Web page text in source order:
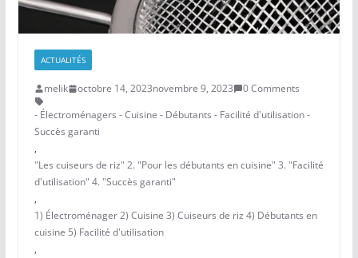
ACTUALITÉS
melik octobre 14, 2023novembre 9, 2023
0 Comments
- Électroménagers - Cuisine - Débutants - Facilité d'utilisation -
Succès garanti
,
"Les cuiseurs de riz" 2. "Pour les débutants en cuisine" 3. "Facilité
d'utilisation" 4. "Succès garanti"
,
1) Électroménager 2) Cuisine 3) Cuiseurs de riz 4) Débutants en
cuisine 5) Facilité d'utilisation
,